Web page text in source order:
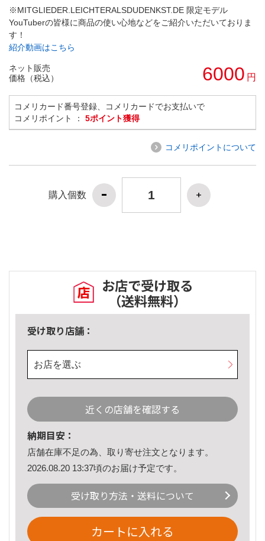
※MITGLIEDER.LEICHTERALSDUDENKST.DE 限定モデル
YouTuberの皆様に商品の使い心地などをご紹介いただいておりま
す！
紹介動画はこちら
ネット販売
価格（税込）
6000 円
コメリカード番号登録、コメリカードでお支払いで
コメリポイント ： 5ポイント獲得
コメリポイントについて
購入個数
お店で受け取る
（送料無料）
受け取り店舗：
お店を選ぶ
近くの店舗を確認する
納期目安：
店舗在庫不足の為、取り寄せ注文となります。
2026.08.20 13:37頃のお届け予定です。
受け取り方法・送料について
カートに入れる